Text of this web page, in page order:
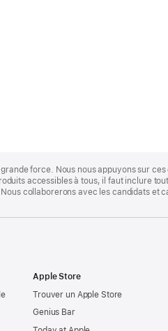
force. Nous nous appuyons sur
accessibles à tous, il faut inclure
collaborerons avec les candidats et
Apple Store
Trouver un Apple Store
Genius Bar